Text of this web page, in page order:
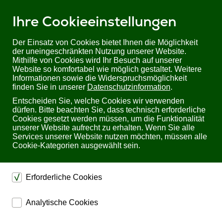
Ihre Cookieeinstellungen
Der Einsatz von Cookies bietet Ihnen die Möglichkeit
der uneingeschränkten Nutzung unserer Website.
Mithilfe von Cookies wird Ihr Besuch auf unserer
Website so komfortabel wie möglich gestaltet. Weitere
Informationen sowie die Widerspruchsmöglichkeit
finden Sie in unserer Datenschutzinformation.
Entscheiden Sie, welche Cookies wir verwenden
dürfen. Bitte beachten Sie, dass technisch erforderliche
Cookies gesetzt werden müssen, um die Funktionalität
unserer Website aufrecht zu erhalten. Wenn Sie alle
Services unserer Website nutzen möchten, müssen alle
Cookie-Kategorien ausgewählt sein.
Erforderliche Cookies
dienen dem technischen einwandfreien Betrieb unserer
Website.
Analytische Cookies
Sie befinden sich hier:Startseite Produkte
19" Racks & Zubehör
Untertischhalter für 19” Geräte
Untertischhalter für 1HE 19''−Geräte
Untertischhalter für 1HE 19''−Geräte